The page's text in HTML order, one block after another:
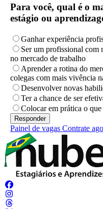
Para você, qual é o
estágio ou
Ganhar experiência
Ser um profissional com
no mercado de trabalho
Aprender a rotina do
colegas com mais vivência
Desenvolver novas
Ter a chance de ser
Colocar em prática o
Painel de vagas Contrate